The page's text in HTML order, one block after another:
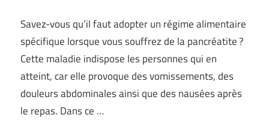
Savez-vous qu’il faut adopter un régime alimentaire
spécifique lorsque vous souffrez de la pancréatite ?
Cette maladie indispose les personnes qui en
atteint, car elle provoque des vomissements, des
douleurs abdominales ainsi que des nausées après
le repas. Dans ce …